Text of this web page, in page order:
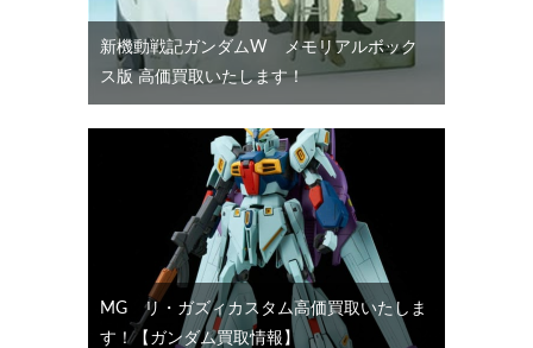
新機動戦記ガンダムW メモリアルボック
ス版 高価買取いたします！
MG リ・ガズィカスタム高価買取いたしま
す！【ガンダム買取情報】